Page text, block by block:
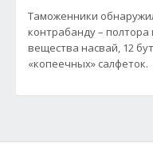
Таможенники
контрабанду – полтора
вещества насвай, 12
«копеечных» салфеток.